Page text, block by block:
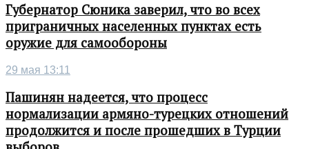
Губернатор Сюника заверил, что во всех
приграничных населенных пунктах есть
оружие для самообороны
29 мая 13:11
Пашинян надеется, что процесс
нормализации армяно-турецких отношений
продолжится и после прошедших в Турции